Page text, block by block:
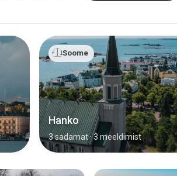
🇫🇮Soome
Hanko
3 sadamat· 3 meeldimist